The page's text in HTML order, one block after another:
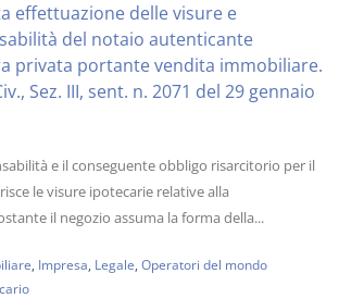
effettuazione delle visure e
del notaio autenticante
privata portante vendita immobiliare.
Sez. III, sent. n. 2071 del 29 gennaio
e il conseguente obbligo risarcitorio per il
le visure ipotecarie relative alla
il negozio assuma la forma della...
Impresa Legale Operatori del mondo